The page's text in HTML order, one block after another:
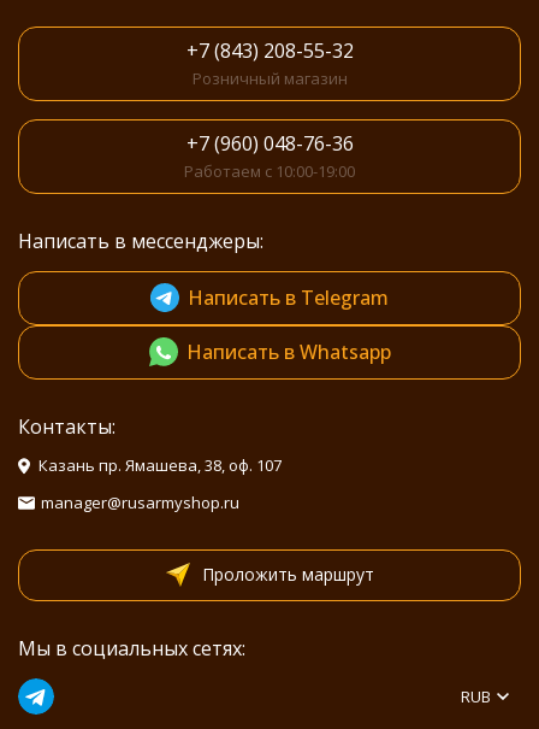
+7 (843) 208-55-32
Розничный магазин
+7 (960) 048-76-36
Работаем с 10:00-19:00
Написать в мессенджеры:
Написать в Telegram
Написать в Whatsapp
Контакты:
Казань пр. Ямашева, 38, оф. 107
manager@rusarmyshop.ru
Проложить маршрут
Мы в социальных сетях:
RUB